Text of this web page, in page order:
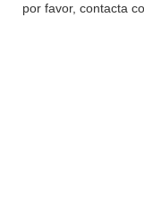
por favor, contacta